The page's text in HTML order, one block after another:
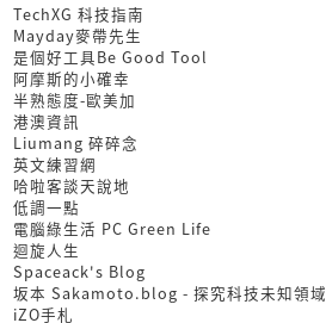
TechXG 科技指南
Mayday麥帶先生
是個好工具Be Good Tool
阿摩斯的小確幸
半熟態度-歐美加
港澳資訊
Liumang 碎碎念
英文練習網
哈啦客談天說地
低調一點
電腦綠生活 PC Green Life
迴旋人生
Spaceack's Blog
坂本 Sakamoto.blog - 探究科技未知領域
iZO手札